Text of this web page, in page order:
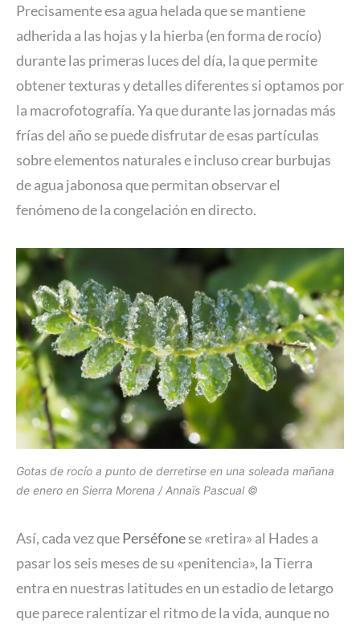
Precisamente esa agua helada que se mantiene
adherida a las hojas y la hierba (en forma de rocío)
durante las primeras luces del día, la que permite
obtener texturas y detalles diferentes si optamos por
la macrofotografía. Ya que durante las jornadas más
frías del año se puede disfrutar de esas partículas
sobre elementos naturales e incluso crear burbujas
de agua jabonosa que permitan observar el
fenómeno de la congelación en directo.
Gotas de rocío a punto de derretirse en una soleada mañana
de enero en Sierra Morena / Annaïs Pascual ©
Así, cada vez quePerséfonese «retira» al Hades a
pasar los seis meses de su «penitencia», la Tierra
entra en nuestras latitudes en un estadio de letargo
que parece ralentizar el ritmo de la vida, aunque no